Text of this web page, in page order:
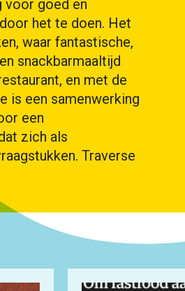
voor goed en
het te doen. Het
waar fantastische,
snackbarmaaltijd
en met de
is een samenwerking
een
zich als
Traverse